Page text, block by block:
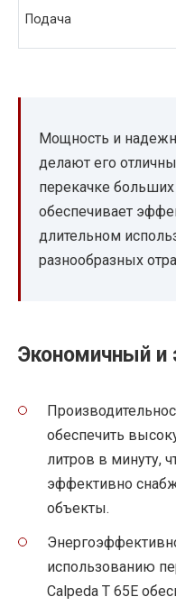
Подача
Мощность и
делают его
перекачке
обеспечивает
длительном
разнообразных
Экономичный
обеспечить
литров в минуту,
эффективно
объекты.
использованию
Calpeda T 65E